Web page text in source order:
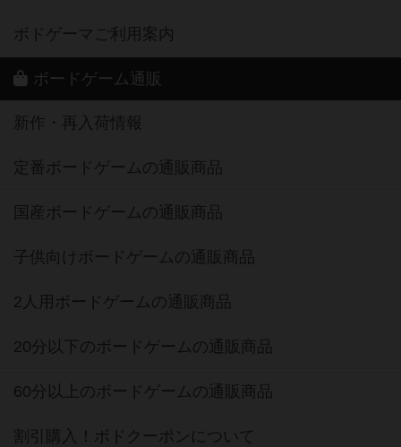
ボドゲーマご利用案内
ボードゲーム通販
新作・再入荷情報
定番ボードゲームの通販商品
国産ボードゲームの通販商品
子供向けボードゲームの通販商品
2人用ボードゲームの通販商品
20分以下のボードゲームの通販商品
60分以上のボードゲームの通販商品
割引購入！ボドクーポンについて